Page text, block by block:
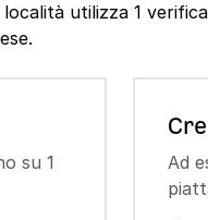
utilizza 1
su 1
Ad